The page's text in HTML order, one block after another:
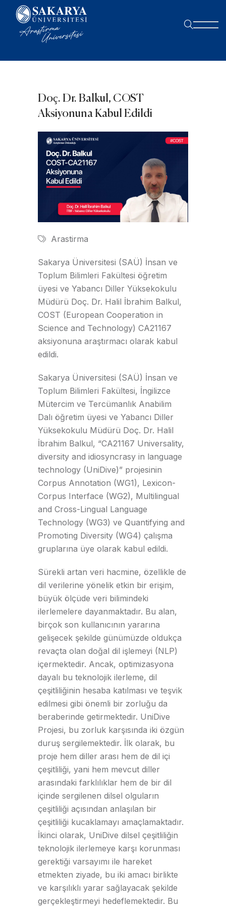
Doç. Dr. Balkul, COST
Aksiyonuna Kabul Edildi
Arastirma
Sakarya Üniversitesi (SAÜ) İnsan ve
Toplum Bilimleri Fakültesi öğretim
üyesi ve Yabancı Diller Yüksekokulu
Müdürü Doç. Dr. Halil İbrahim Balkul,
COST (European Cooperation in
Science and Technology) CA21167
aksiyonuna araştırmacı olarak kabul
edildi.
Sakarya Üniversitesi (SAÜ) İnsan ve
Toplum Bilimleri Fakültesi, İngilizce
Mütercim ve Tercümanlık Anabilim
Dalı öğretim üyesi ve Yabancı Diller
Yüksekokulu Müdürü Doç. Dr. Halil
İbrahim Balkul, “CA21167 Universality,
diversity and idiosyncrasy in language
technology (UniDive)” projesinin
Corpus Annotation (WG1), Lexicon-
Corpus Interface (WG2), Multilingual
and Cross-Lingual Language
Technology (WG3) ve Quantifying and
Promoting Diversity (WG4) çalışma
gruplarına üye olarak kabul edildi.
Sürekli artan veri hacmine, özellikle de
dil verilerine yönelik etkin bir erişim,
büyük ölçüde veri bilimindeki
ilerlemelere dayanmaktadır. Bu alan,
birçok son kullanıcının yararına
gelişecek şekilde günümüzde oldukça
revaçta olan doğal dil işlemeyi (NLP)
içermektedir. Ancak, optimizasyona
dayalı bu teknolojik ilerleme, dil
çeşitliliğinin hesaba katılması ve teşvik
edilmesi gibi önemli bir zorluğu da
beraberinde getirmektedir. UniDive
Projesi, bu zorluk karşısında iki özgün
duruş sergilemektedir. İlk olarak, bu
proje hem diller arası hem de dil içi
çeşitliliği, yani hem mevcut diller
arasındaki farklılıklar hem de bir dil
içinde sergilenen dilsel olguların
çeşitliliği açısından anlaşılan bir
çeşitliliği kucaklamayı amaçlamaktadır.
İkinci olarak, UniDive dilsel çeşitliliğin
teknolojik ilerlemeye karşı korunması
gerektiği varsayımı ile hareket
etmekten ziyade, bu iki amacı birlikte
ve karşılıklı yarar sağlayacak şekilde
gerçekleştirmeyi hedeflemektedir. Bu